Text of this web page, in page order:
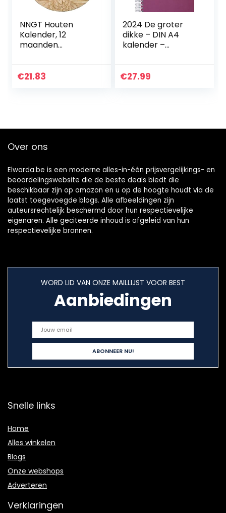
NNGT Houten
Kalender, 12
maanden
2021
€21.83
2024 De groter
dikke – DIN A4
kalender –
A4-pagina ruimte
€27.99
Over ons
Elwarda.be is een moderne alles-in-één prijsvergelijkings- en
beoordelingswebsite die de beste deals biedt die
beschikbaar zijn op amazon en u op de hoogte houdt via de
laatst toegevoegde blogs. Alle afbeeldingen zijn
auteursrechtelijk beschermd door hun respectievelijke
eigenaren. Alle geciteerde inhoud is afgeleid van hun
respectievelijke bronnen.
WORD LID VAN ONZE MAILLIJST VOOR BEST
Aanbiedingen
Snelle links
Home
Alles winkelen
Blogs
Onze webshops
Adverteren
Verklaringen